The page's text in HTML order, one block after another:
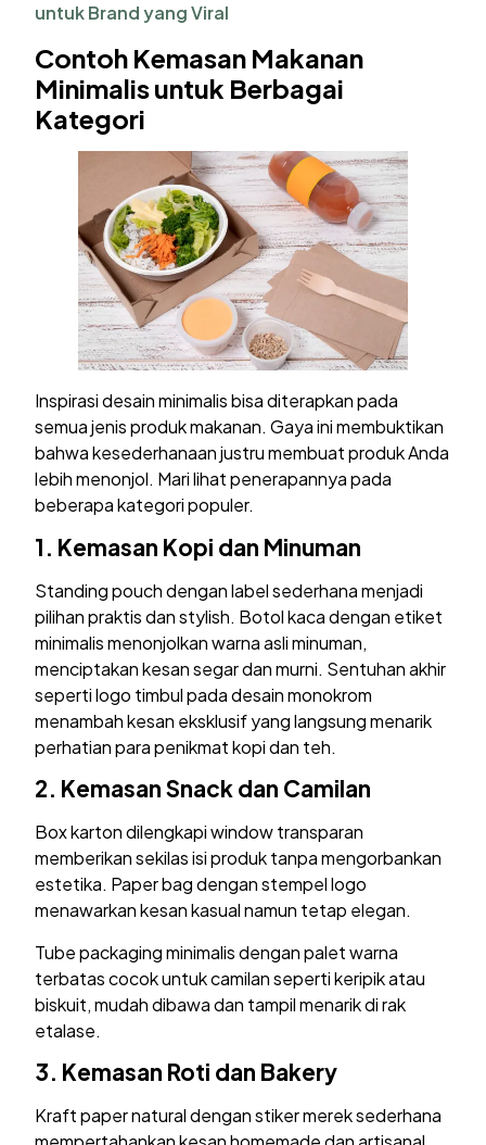
untuk Brand yang Viral
Contoh Kemasan Makanan
Minimalis untuk Berbagai
Kategori
Inspirasi desain minimalis bisa diterapkan pada
semua jenis produk makanan. Gaya ini membuktikan
bahwa kesederhanaan justru membuat produk Anda
lebih menonjol. Mari lihat penerapannya pada
beberapa kategori populer.
1. Kemasan Kopi dan Minuman
Standing pouch dengan label sederhana menjadi
pilihan praktis dan stylish. Botol kaca dengan etiket
minimalis menonjolkan warna asli minuman,
menciptakan kesan segar dan murni. Sentuhan akhir
seperti logo timbul pada desain monokrom
menambah kesan eksklusif yang langsung menarik
perhatian para penikmat kopi dan teh.
2. Kemasan Snack dan Camilan
Box karton dilengkapi window transparan
memberikan sekilas isi produk tanpa mengorbankan
estetika. Paper bag dengan stempel logo
menawarkan kesan kasual namun tetap elegan.
Tube packaging minimalis dengan palet warna
terbatas cocok untuk camilan seperti keripik atau
biskuit, mudah dibawa dan tampil menarik di rak
etalase.
3. Kemasan Roti dan Bakery
Kraft paper natural dengan stiker merek sederhana